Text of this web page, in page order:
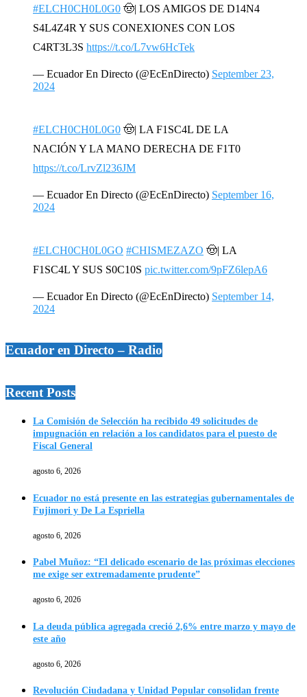
#ELCH0CH0L0G0 🤠| LOS AMIGOS DE D14N4
S4L4Z4R Y SUS CONEXIONES CON LOS
C4RT3L3S https://t.co/L7vw6HcTek
— Ecuador En Directo (@EcEnDirecto) September 23,
2024
#ELCH0CH0L0G0 🤠| LA F1SC4L DE LA
NACIÓN Y LA MANO DERECHA DE F1T0
https://t.co/LrvZl236JM
— Ecuador En Directo (@EcEnDirecto) September 16,
2024
#ELCH0CH0L0GO #CHISMEZAZO 🤠| LA
F1SC4L Y SUS S0C10S pic.twitter.com/9pFZ6lepA6
— Ecuador En Directo (@EcEnDirecto) September 14,
2024
Ecuador en Directo – Radio
Recent Posts
La Comisión de Selección ha recibido 49 solicitudes de
impugnación en relación a los candidatos para el puesto de
Fiscal General
agosto 6, 2026
Ecuador no está presente en las estrategias gubernamentales de
Fujimori y De La Espriella
agosto 6, 2026
Pabel Muñoz: “El delicado escenario de las próximas elecciones
me exige ser extremadamente prudente”
agosto 6, 2026
La deuda pública agregada creció 2,6% entre marzo y mayo de
este año
agosto 6, 2026
Revolución Ciudadana y Unidad Popular consolidan frente